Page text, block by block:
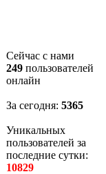
Сейчас с нами
249 пользователей
онлайн
За сегодня: 5366
Уникальных
пользователей за
последние сутки:
10829